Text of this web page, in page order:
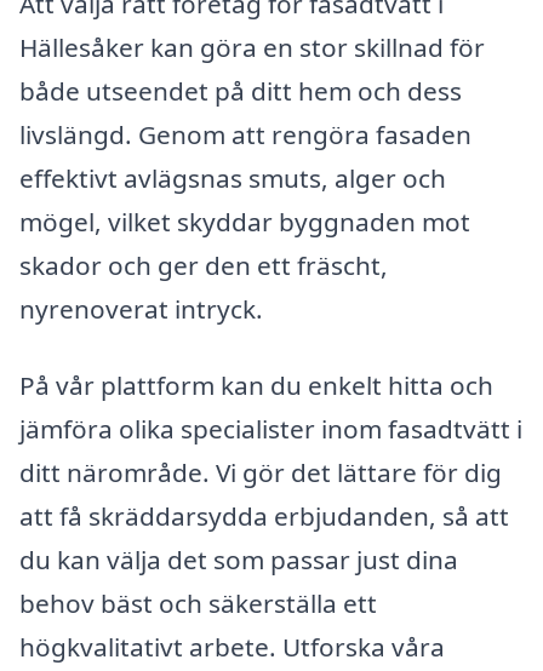
Hällesåker kan göra en stor skillnad för
både utseendet på ditt hem och dess
livslängd. Genom att rengöra fasaden
effektivt avlägsnas smuts, alger och
mögel, vilket skyddar byggnaden mot
skador och ger den ett fräscht,
nyrenoverat intryck.
På vår plattform kan du enkelt hitta och
jämföra olika specialister inom fasadtvätt i
ditt närområde. Vi gör det lättare för dig
att få skräddarsydda erbjudanden, så att
du kan välja det som passar just dina
behov bäst och säkerställa ett
högkvalitativt arbete. Utforska våra